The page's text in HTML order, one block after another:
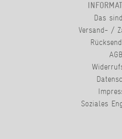
Das
Versand- /
AGB
Soziales